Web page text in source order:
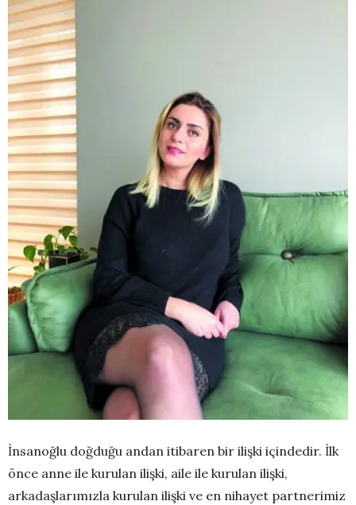
İnsanoğlu doğduğu andan itibaren bir ilişki içindedir. İlk
önce anne ile kurulan ilişki, aile ile kurulan ilişki,
arkadaşlarımızla kurulan ilişki ve en nihayet partnerimiz